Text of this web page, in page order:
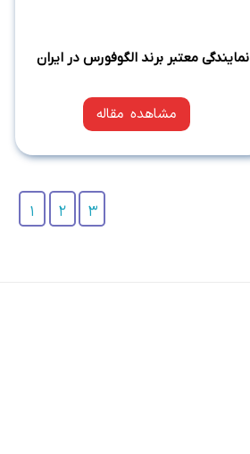
نمایندگی معتبر برند الگوفورس در ایران
مشاهده مقاله
1 2 3